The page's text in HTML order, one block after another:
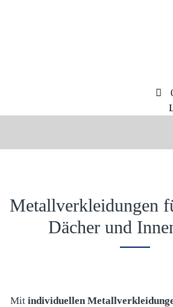
Metallverkleidungen
Dächer und
Mit individuellen